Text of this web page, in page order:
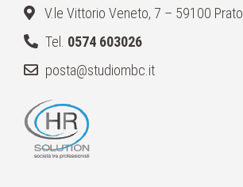
V.le Vittorio Veneto, 7 – 59100 Prato
Tel. 0574 603026
posta@studiombc.it